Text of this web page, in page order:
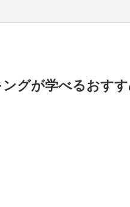
グが学べるおす